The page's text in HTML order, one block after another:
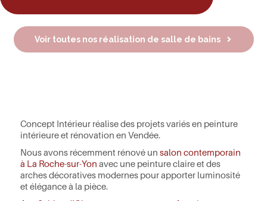
Voir toutes nos réalisation de salle de bains
Concept Intérieur réalise des projets variés en peinture
intérieure et rénovation en Vendée.
Nous avons récemment rénové un salon contemporain
à La Roche-sur-Yon avec une peinture claire et des
arches décoratives modernes pour apporter luminosité
et élégance à la pièce.